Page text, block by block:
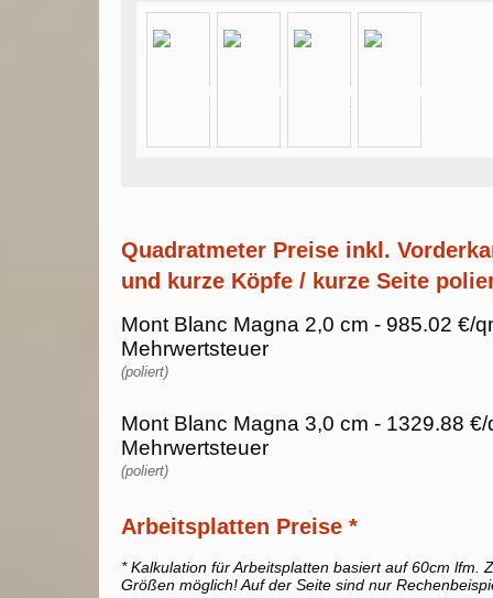
Quadratmeter Preise inkl.
und kurze Köpfe / kurze Seite
Mont Blanc Magna 2,0 cm - 985.02 €/
Mehrwertsteuer
(poliert)
Mont Blanc Magna 3,0 cm - 1329.88
Mehrwertsteuer
(poliert)
Arbeitsplatten Preise *
* Kalkulation für Arbeitsplatten basiert auf 60cm lfm.
Größen möglich! Auf der Seite sind nur